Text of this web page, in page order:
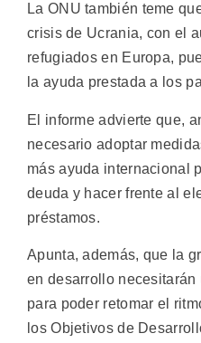
La ONU también teme
crisis de Ucrania, con el
refugiados en Europa,
la ayuda prestada a los
El informe advierte que,
necesario adoptar
más ayuda internacional
deuda y hacer frente al
préstamos.
Apunta, además, que la
en desarrollo
para poder retomar el
los Objetivos de